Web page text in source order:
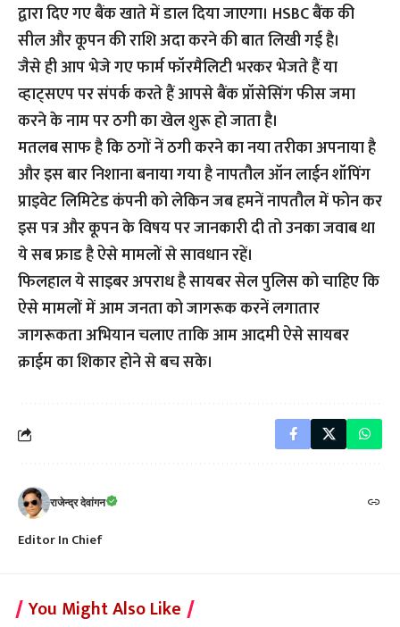
द्वारा दिए गए बैंक खाते में डाल दिया जाएगा। HSBC बैंक की
सील और कूपन की राशि अदा करने की बात लिखी गई है।
जैसे ही आप भेजे गए फार्म फॉरमैलिटी भरकर भेजते हैं या
व्हाट्सएप पर संपर्क करते हैं आपसे बैंक प्रॉसेसिंग फीस जमा
करने के नाम पर ठगी का खेल शुरू हो जाता है।
मतलब साफ है कि ठगों नें ठगी करने का नया तरीका अपनाया है
और इस बार निशाना बनाया गया है नापतौल ऑन लाईन शॉपिंग
प्राइवेट लिमिटेड कंपनी को लेकिन जब हमनें नापतौल में फोन कर
इस पत्र और कूपन के विषय पर जानकारी दी तो उनका जवाब था
ये सब फ्राड है ऐसे मामलों से सावधान रहें।
फिलहाल ये साइबर अपराध है सायबर सेल पुलिस को चाहिए कि
ऐसे मामलों में आम जनता को जागरूक करनें लगातार
जागरूकता अभियान चलाए ताकि आम आदमी ऐसे सायबर
क्राईम का शिकार होने से बच सके।
राजेन्द्र देवांगन
Editor In Chief
You Might Also Like